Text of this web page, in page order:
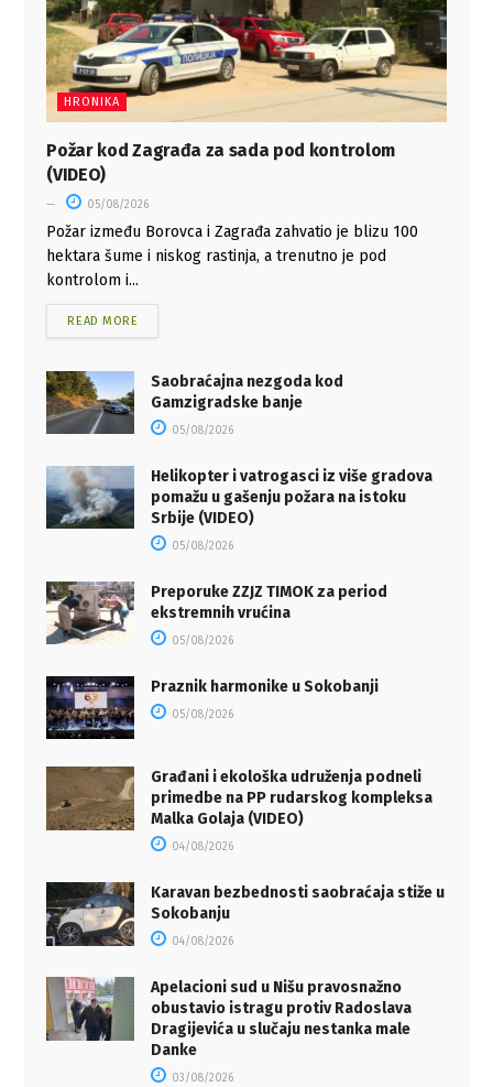
HRONIKA
Požar kod Zagrađa za sada pod kontrolom
(VIDEO)
05/08/2026
Požar između Borovca i Zagrađa zahvatio je blizu 100
hektara šume i niskog rastinja, a trenutno je pod
kontrolom i...
READ MORE
Saobraćajna nezgoda kod
Gamzigradske banje
05/08/2026
Helikopter i vatrogasci iz više gradova
pomažu u gašenju požara na istoku
Srbije (VIDEO)
05/08/2026
Preporuke ZZJZ TIMOK za period
ekstremnih vrućina
05/08/2026
Praznik harmonike u Sokobanji
05/08/2026
Građani i ekološka udruženja podneli
primedbe na PP rudarskog kompleksa
Malka Golaja (VIDEO)
04/08/2026
Karavan bezbednosti saobraćaja stiže u
Sokobanju
04/08/2026
Apelacioni sud u Nišu pravosnažno
obustavio istragu protiv Radoslava
Dragijevića u slučaju nestanka male
Danke
03/08/2026